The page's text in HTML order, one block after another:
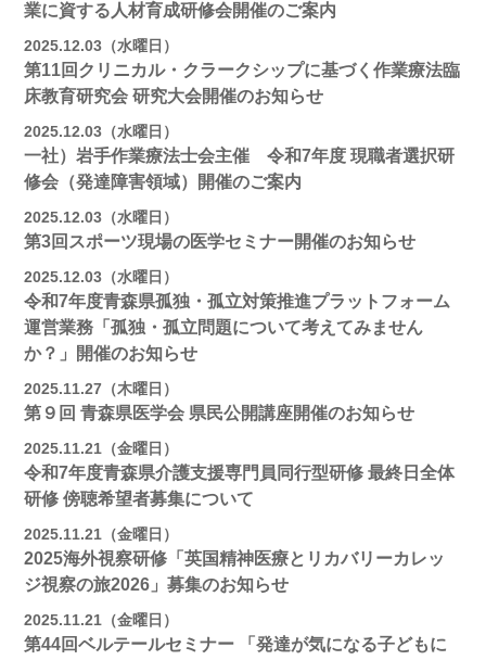
業に資する人材育成研修会開催のご案内
2025.12.03（水曜日）
第11回クリニカル・クラークシップに基づく作業療法臨
床教育研究会 研究大会開催のお知らせ
2025.12.03（水曜日）
一社）岩手作業療法士会主催 令和7年度 現職者選択研
修会（発達障害領域）開催のご案内
2025.12.03（水曜日）
第3回スポーツ現場の医学セミナー開催のお知らせ
2025.12.03（水曜日）
令和7年度青森県孤独・孤立対策推進プラットフォーム
運営業務「孤独・孤立問題について考えてみません
か？」開催のお知らせ
2025.11.27（木曜日）
第９回 青森県医学会 県民公開講座開催のお知らせ
2025.11.21（金曜日）
令和7年度青森県介護支援専門員同行型研修 最終日全体
研修 傍聴希望者募集について
2025.11.21（金曜日）
2025海外視察研修「英国精神医療とリカバリーカレッ
ジ視察の旅2026」募集のお知らせ
2025.11.21（金曜日）
第44回ベルテールセミナー 「発達が気になる子どもに